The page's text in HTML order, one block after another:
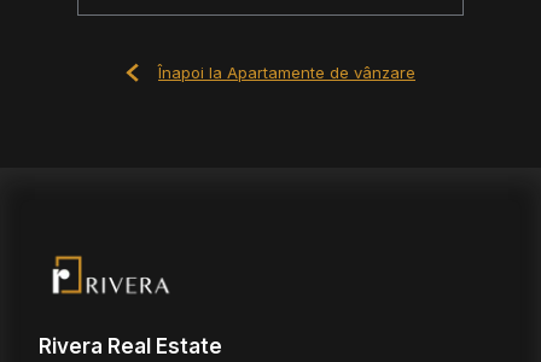
Înapoi la Apartamente de vânzare
Rivera Real Estate